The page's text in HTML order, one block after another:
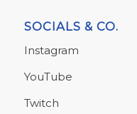
SOCIALS & CO.
Instagram
YouTube
Twitch